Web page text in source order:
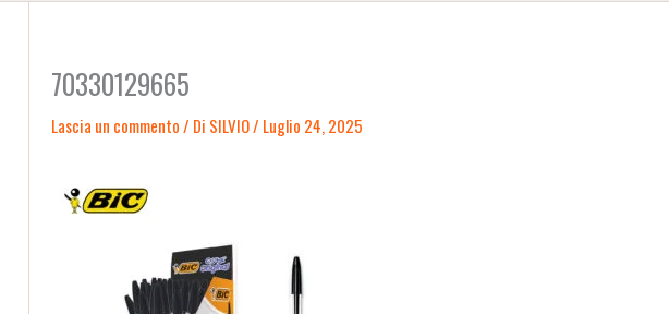
70330129665
Lascia un commento/ Di SILVIO/ Luglio 24, 2025